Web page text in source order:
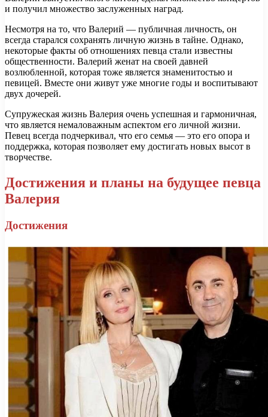
и получил множество заслуженных наград.
Несмотря на то, что Валерий — публичная личность, он
всегда старался сохранять личную жизнь в тайне. Однако,
некоторые факты об отношениях певца стали известны
общественности. Валерий женат на своей давней
возлюбленной, которая тоже является знаменитостью и
певицей. Вместе они живут уже многие годы и воспитывают
двух дочерей.
Супружеская жизнь Валерия очень успешная и гармоничная,
что является немаловажным аспектом его личной жизни.
Певец всегда подчеркивал, что его семья — это его опора и
поддержка, которая позволяет ему достигать новых высот в
творчестве.
Достижения и планы на будущее певца
Валерия
Достижения